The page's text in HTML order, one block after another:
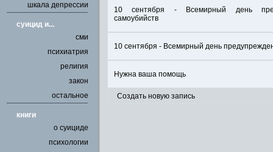
шкала депрессии
cуицид и...
сми
психиатрия
религия
закон
остальное
книги
о суициде
психологии
10 сентября - Всемирный день
самоубийств
10 сентября - Всемирный день
Нужна ваша помощь
Создать новую запись